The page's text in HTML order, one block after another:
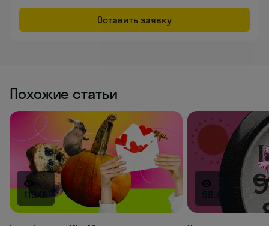
Оставить заявку
Похожие статьи
113.1K 98.4K